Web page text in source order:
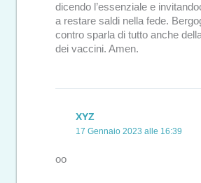
dicendo l’essenziale e
a restare saldi nella fede.
contro sparla di tutto anche
dei vaccini. Amen.
XYZ
17 Gennaio 2023 alle 16:39
oo